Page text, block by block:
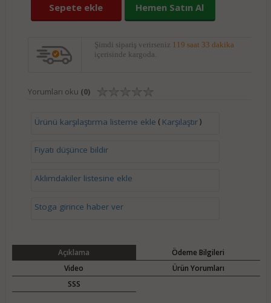
Sepete ekle Hemen Satın Al
Şimdi sipariş verirseniz 119 saat 33 dakika
içerisinde kargoda.
Yorumları oku (0)
Ürünü karşılaştırma listeme ekle ( Karşılaştır)
Fiyatı düşünce bildir
Aklımdakiler listesine ekle
Stoga girince haber ver
Açıklama
Ödeme Bilgileri
Video
Ürün Yorumları
SSS